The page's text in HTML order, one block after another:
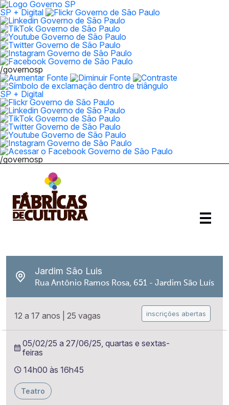
SP + Digital
/governosp
SP + Digital
/governosp
Jardim São Luis
Rua Antônio Ramos Rosa, 651 - Jardim São Luís
12 a 17 anos 25 vagas inscrições abertas
05/02/25 a 27/06/25, quartas e sextas-
feiras
14h00 às 16h45
Teatro